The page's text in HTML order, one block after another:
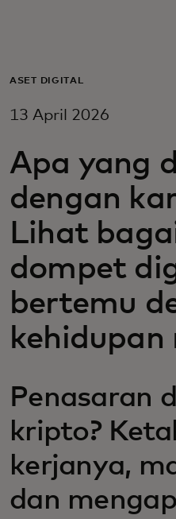
Untuk bisnis
Untuk inovator
Berita dan tren
ASET DIGITAL
13 April 2026
Apa yang
dengan
Lihat
dompet
bertemu
kehidupan
Penasaran
kripto?
kerjanya,
dan